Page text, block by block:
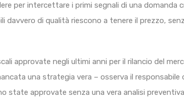
per intercettare i primi segnali di una domanda
davvero di qualità riescono a tenere il prezzo,
approvate negli ultimi anni per il rilancio del
una strategia vera – osserva il responsabile
state approvate senza una vera analisi